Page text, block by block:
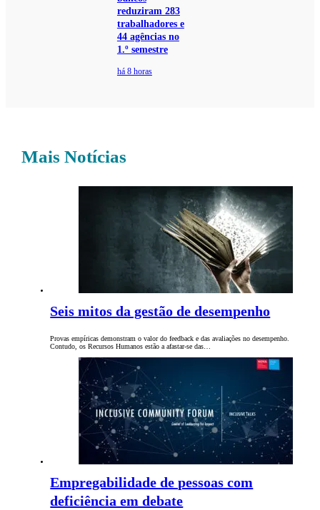
reduziram 283
trabalhadores e
44 agências no
1.º semestre
há 8 horas
Mais Notícias
Seis mitos da gestão de desempenho
Provas empíricas demonstram o valor do feedback e das avaliações no desempenho.
Contudo, os Recursos Humanos estão a afastar-se das…
Empregabilidade de pessoas com
deficiência em debate